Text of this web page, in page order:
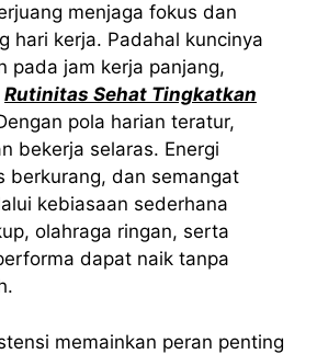
menjaga fokus dan
hari kerja. Padahal kuncinya
pada jam kerja panjang,
Rutinitas Sehat Tingkatkan
pola harian teratur,
bekerja selaras. Energi
berkurang, dan semangat
kebiasaan sederhana
olahraga ringan, serta
dapat naik tanpa
memainkan peran penting